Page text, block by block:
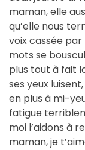
maman, elle
qu’elle nous
voix cassée par
mots se
plus tout à fait
ses yeux
en plus à mi-
fatigue
moi l’aidons à
maman, je